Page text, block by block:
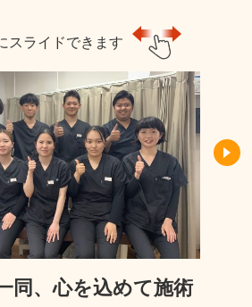
スライドできます
同、心を込めて施術